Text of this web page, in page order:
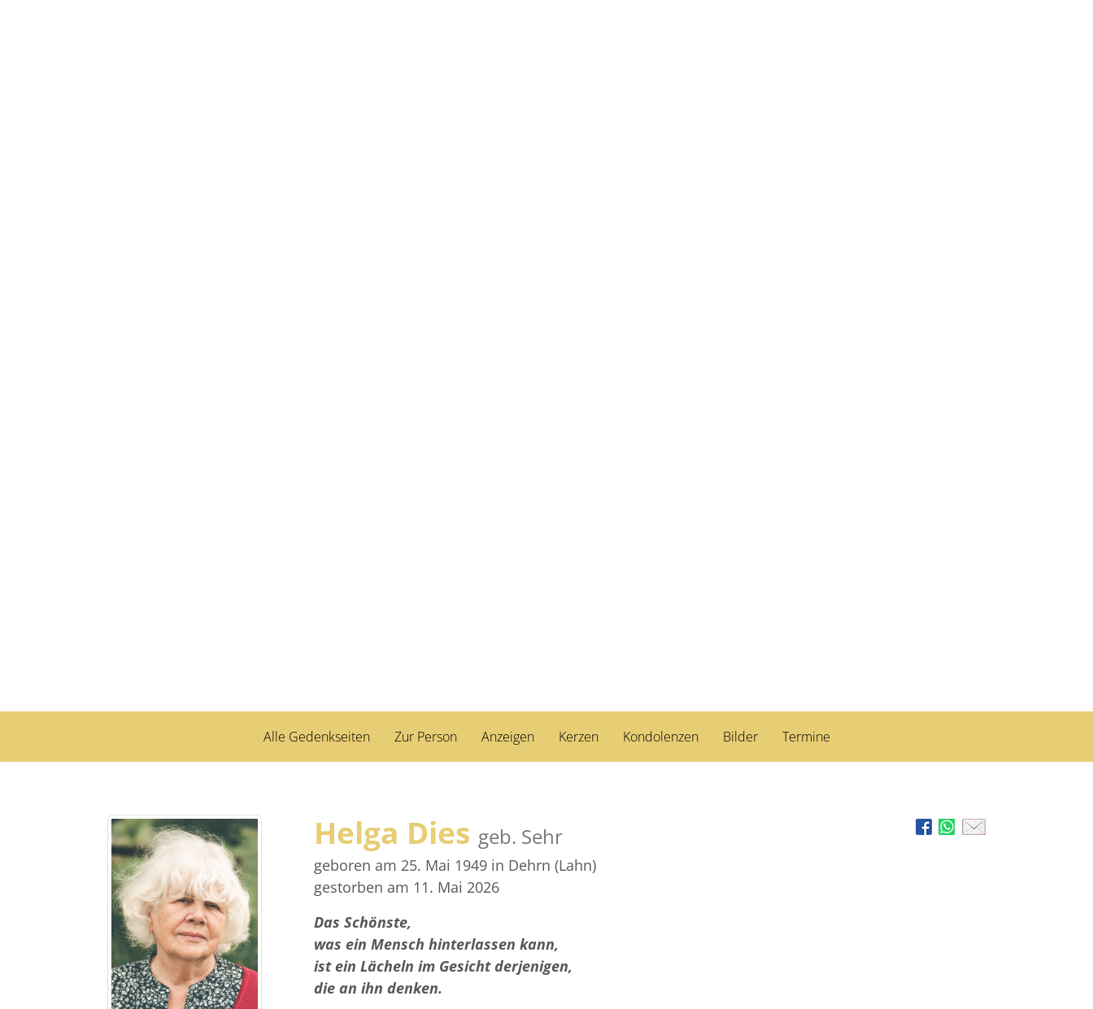
Alle Gedenkseiten Zur Person Anzeigen Kerzen Kondolenzen Bilder Termine
Helga Dies geb. Sehr
geboren am 25. Mai 1949 in Dehrn (Lahn)
gestorben am 11. Mai 2026
Das Schönste,
was ein Mensch hinterlassen kann,
ist ein Lächeln im Gesicht derjenigen,
die an ihn denken.